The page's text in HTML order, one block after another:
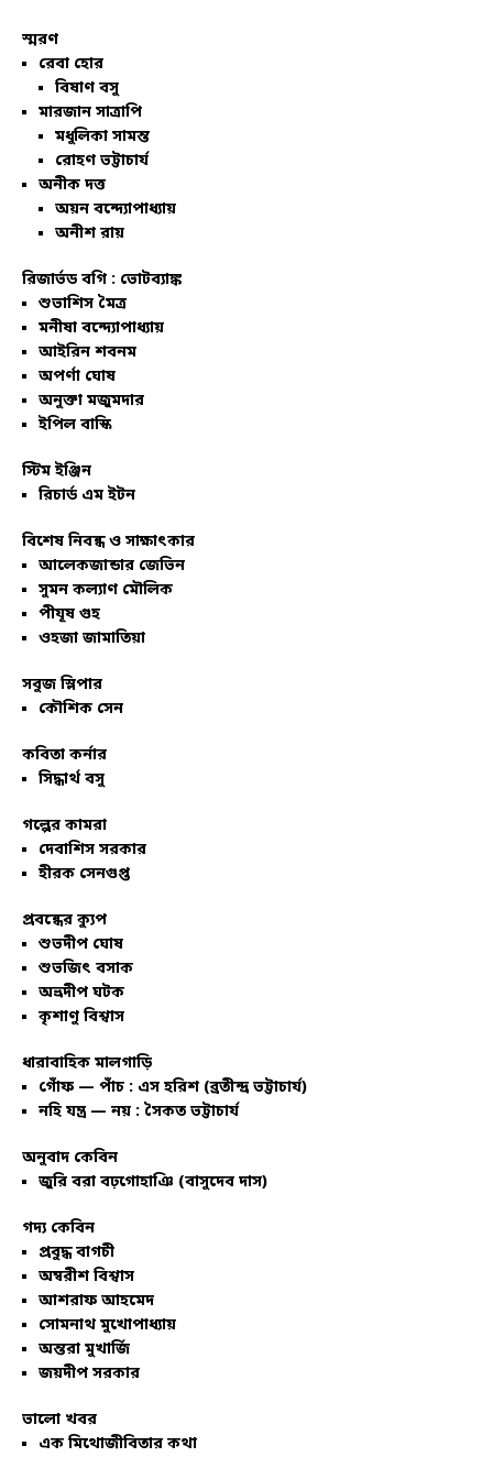
স্মরণ
রেবা হোর
বিষাণ বসু
মারজান সাত্রাপি
মধুলিকা সামন্ত
রোহণ ভট্টাচার্য
অনীক দত্ত
অয়ন বন্দ্যোপাধ্যায়
অনীশ রায়
রিজার্ভড বগি : ভোটব্যাঙ্ক
শুভাশিস মৈত্র
মনীষা বন্দ্যোপাধ্যায়
আইরিন শবনম
অপর্ণা ঘোষ
অনুক্তা মজুমদার
ইপিল বাস্কি
স্টিম ইঞ্জিন
রিচার্ড এম ইটন
বিশেষ নিবন্ধ ও সাক্ষাৎকার
আলেকজান্ডার জেভিন
সুমন কল্যাণ মৌলিক
পীযূষ গুহ
ওহজা জামাতিয়া
সবুজ স্লিপার
কৌশিক সেন
কবিতা কর্নার
সিদ্ধার্থ বসু
গল্পের কামরা
দেবাশিস সরকার
হীরক সেনগুপ্ত
প্রবন্ধের ক্যুপ
শুভদীপ ঘোষ
শুভজিৎ বসাক
অভ্রদীপ ঘটক
কৃশাণু বিশ্বাস
ধারাবাহিক মালগাড়ি
গোঁফ — পাঁচ : এস হরিশ (ব্রতীন্দ্র ভট্টাচার্য)
নহি যন্ত্র — নয় : সৈকত ভট্টাচার্য
অনুবাদ কেবিন
জুরি বরা বঢ়গোহাঞি (বাসুদেব দাস)
গদ্য কেবিন
প্রবুদ্ধ বাগচী
অম্বরীশ বিশ্বাস
আশরাফ আহমেদ
সোমনাথ মুখোপাধ্যায়
অন্তরা মুখার্জি
জয়দীপ সরকার
ভালো খবর
এক মিথোজীবিতার কথা